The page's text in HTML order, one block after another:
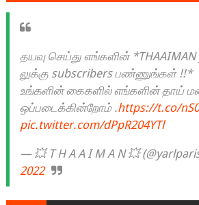
தயவு செய்து எங்களின்
லுக்கு subscribers பண்ணுங்கள் !!*
உங்களின் கைகளில் எங்களின் தாய்
ஒப்படைக்கின்றோம் .https://t.co/
pic.twitter.com/dPpR204YTl
— 💥 T H A A I M A N 💥
2022